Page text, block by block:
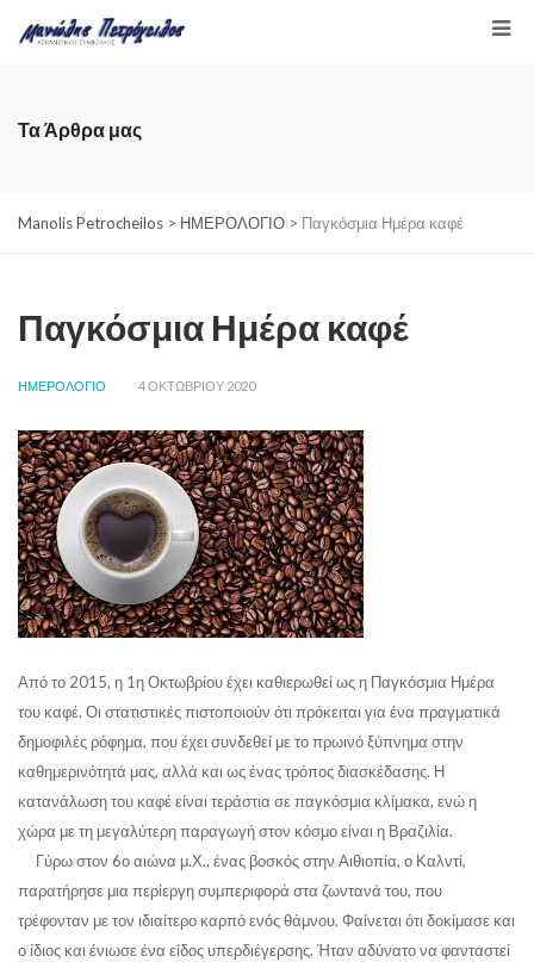
Τα Άρθρα μας
Manolis Petrocheilos > ΗΜΕΡΟΛΟΓΙΟ > Παγκόσμια Ημέρα καφέ
Παγκόσμια Ημέρα καφέ
ΗΜΕΡΟΛΟΓΙΟ 4 ΟΚΤΩΒΡΊΟΥ 2020
Από το 2015, η 1ηΟκτωβρίου έχει καθιερωθεί ως η Παγκόσμια Ημέρα
του καφέ. Οι στατιστικές πιστοποιούν ότι πρόκειται για ένα πραγματικά
δημοφιλές ρόφημα, που έχει συνδεθεί με το πρωινό ξύπνημα στην
καθημερινότητά μας, αλλά και ως ένας τρόπος διασκέδασης. Η
κατανάλωση του καφέ είναι τεράστια σε παγκόσμια κλίμακα, ενώ η
χώρα με τη μεγαλύτερη παραγωγή στον κόσμο είναι η Βραζιλία.
Γύρω στον 6οαιώνα μ.Χ., ένας βοσκός στην Αιθιοπία, ο Καλντί,
παρατήρησε μια περίεργη συμπεριφορά στα ζωντανά του, που
τρέφονταν με τον ιδιαίτερο καρπό ενός θάμνου. Φαίνεται ότι δοκίμασε και
ο ίδιος και ένιωσε ένα είδος υπερδιέγερσης. Ήταν αδύνατο να φανταστεί